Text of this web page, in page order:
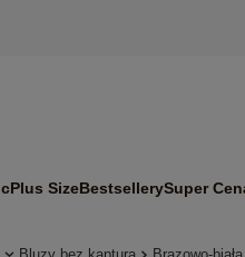
Plus SizeBestsellerySuper